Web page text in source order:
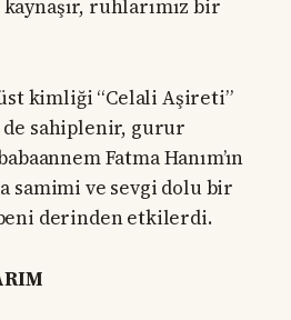
ruhlarımız bir
kimliği “Celali Aşireti”
sahiplenir, gurur
Fatma Hanım’ın
samimi ve sevgi dolu bir
derinden etkilerdi.